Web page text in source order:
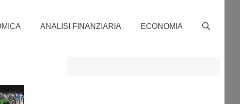
ANALISI FINANZIARIA ECONOMIA